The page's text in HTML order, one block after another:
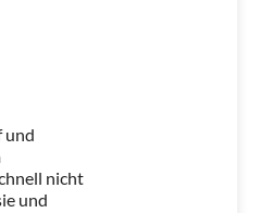
und
nicht
und